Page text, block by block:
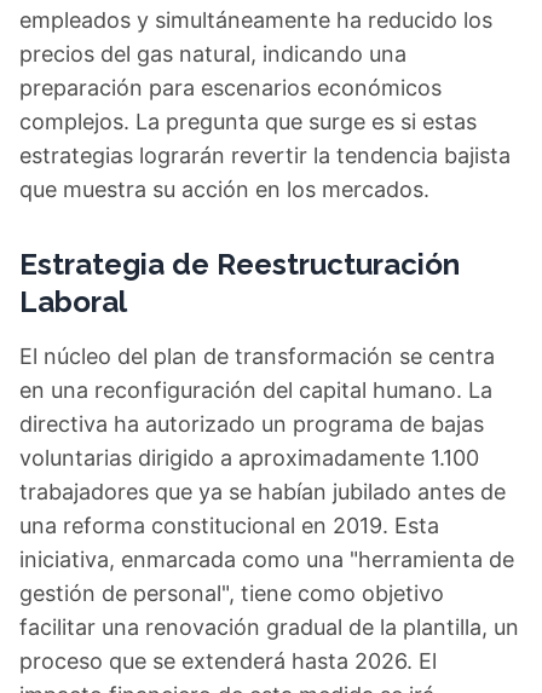
empleados y simultáneamente ha reducido los
precios del gas natural, indicando una
preparación para escenarios económicos
complejos. La pregunta que surge es si estas
estrategias lograrán revertir la tendencia bajista
que muestra su acción en los mercados.
Estrategia de Reestructuración
Laboral
El núcleo del plan de transformación se centra
en una reconfiguración del capital humano. La
directiva ha autorizado un programa de bajas
voluntarias dirigido a aproximadamente 1.100
trabajadores que ya se habían jubilado antes de
una reforma constitucional en 2019. Esta
iniciativa, enmarcada como una "herramienta de
gestión de personal", tiene como objetivo
facilitar una renovación gradual de la plantilla, un
proceso que se extenderá hasta 2026. El